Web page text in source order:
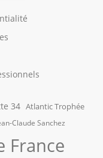
34 Atlantic Trophée
Claude Sanchez
France